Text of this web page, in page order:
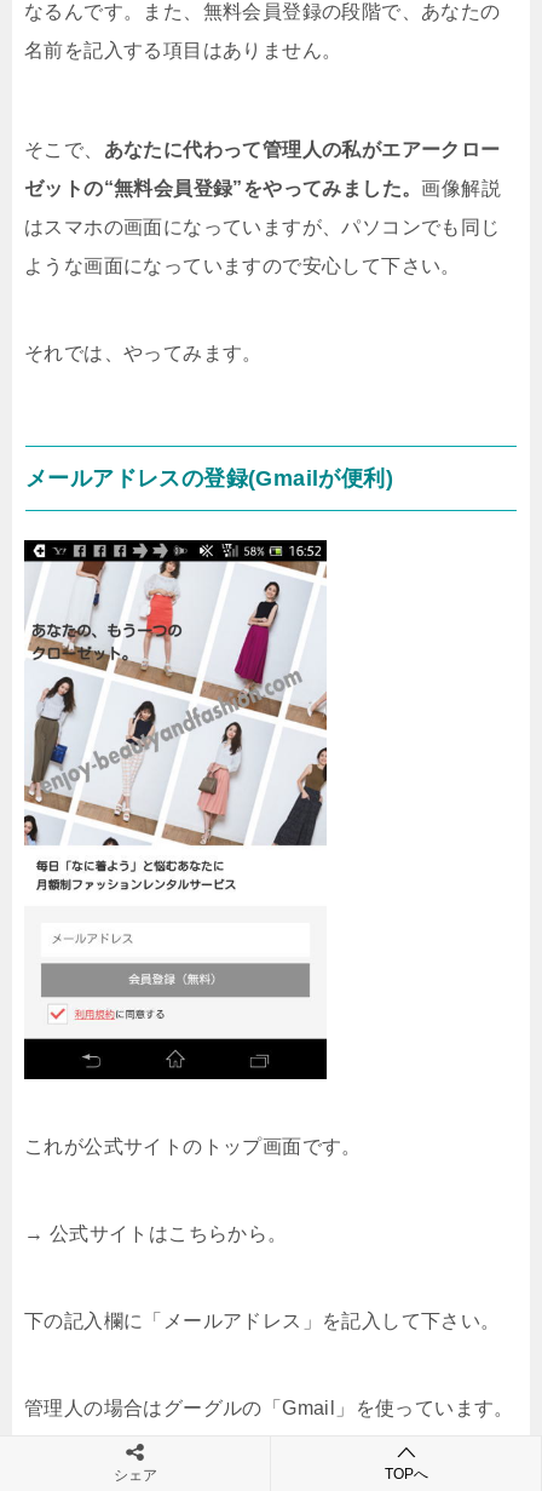
なるんです。また、無料会員登録の段階で、あなたの
名前を記入する項目はありません。
そこで、 あなたに代わって管理人の私がエアークロー
ゼットの“無料会員登録”をやってみました。 画像解説
はスマホの画面になっていますが、パソコンでも同じ
ような画面になっていますので安心して下さい。
それでは、やってみます。
メールアドレスの登録(Gmailが便利)
これが公式サイトのトップ画面です。
→ 公式サイトはこちらから。
下の記入欄に「メールアドレス」を記入して下さい。
管理人の場合はグーグルの「Gmail」を使っています。
スマホでもＰＣでも閲覧できるので便利なんです。
シェア TOPへ